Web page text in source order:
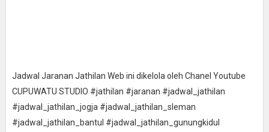
Jadwal Jaranan Jathilan Web ini dikelola oleh Chanel Youtube
CUPUWATU STUDIO #jathilan #jaranan #jadwal_jathilan
#jadwal_jathilan_jogja #jadwal_jathilan_sleman
#jadwal_jathilan_bantul #jadwal_jathilan_gunungkidul